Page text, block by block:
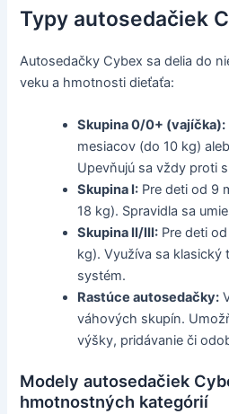
Typy autosedačiek
Autosedačky Cybex sa delia do
veku a hmotnosti dieťaťa:
Skupina 0/0+ (vajíčka):
mesiacov (do 10 kg)
Upevňujú sa vždy proti
Skupina I: Pre deti od 9
18 kg). Spravidla sa
Skupina II/III: Pre deti
kg). Využíva sa
systém.
Rastúce autosedačky:
váhových skupín.
výšky, pridávanie či
Modely autosedačiek
hmotnostných kategórií